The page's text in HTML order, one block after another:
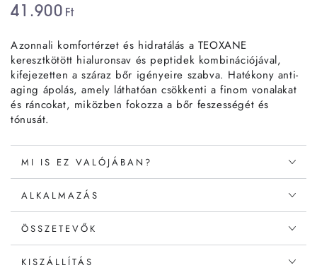
41.900 Ft
Azonnali komfortérzet és hidratálás a TEOXANE
keresztkötött hialuronsav és peptidek kombinációjával,
kifejezetten a száraz bőr igényeire szabva. Hatékony anti-
aging ápolás, amely láthatóan csökkenti a finom vonalakat
és ráncokat, miközben fokozza a bőr feszességét és
tónusát.
MI IS EZ VALÓJÁBAN?
ALKALMAZÁS
ÖSSZETEVŐK
KISZÁLLÍTÁS